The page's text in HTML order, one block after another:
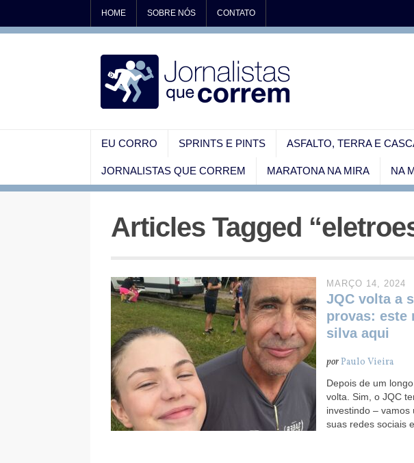
HOME SOBRE NÓS CONTATO
EU CORRO SPRINTS E PINTS ASFALTO, TERRA E
JORNALISTAS QUE CORREM MARATONA NA MIRA NA
Articles Tagged
MARÇO 14, 2024
JQC volta a
provas: este
silva aqui
porPaulo Vieira
Depois de um
volta. Sim, o JQC
investindo – vamos
suas redes sociais